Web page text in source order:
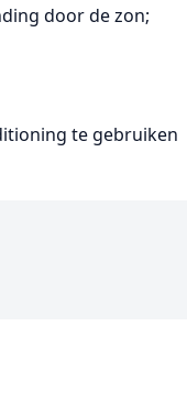
door de zon;
te gebruiken